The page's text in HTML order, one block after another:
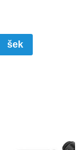
šek